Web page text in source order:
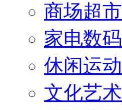
商场超市
家电数码
休闲运动
文化艺术